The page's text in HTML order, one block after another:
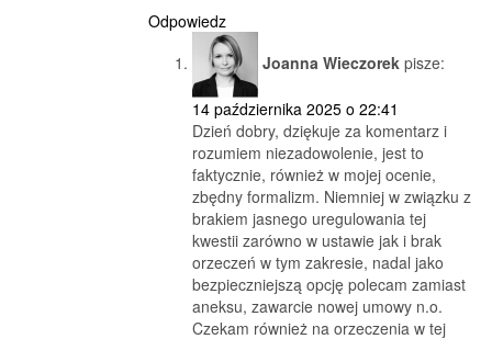
Odpowiedz
Joanna Wieczorek pisze:
14 października 2025 o 22:41
Dzień dobry, dziękuje za komentarz i
rozumiem niezadowolenie, jest to
faktycznie, również w mojej ocenie,
zbędny formalizm. Niemniej w związku z
brakiem jasnego uregulowania tej
kwestii zarówno w ustawie jak i brak
orzeczeń w tym zakresie, nadal jako
bezpieczniejszą opcję polecam zamiast
aneksu, zawarcie nowej umowy n.o.
Czekam również na orzeczenia w tej